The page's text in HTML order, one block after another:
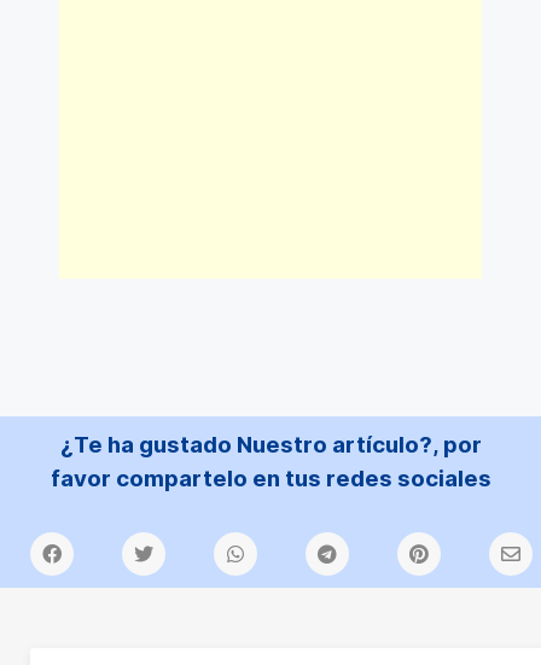
¿Te ha gustado Nuestro artículo?, por
favor compartelo en tus redes sociales